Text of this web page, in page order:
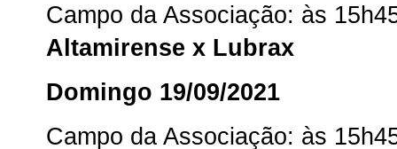
Campo da Associação: às
Altamirense x Lubrax
Domingo 19/09/2021
Campo da Associação: às